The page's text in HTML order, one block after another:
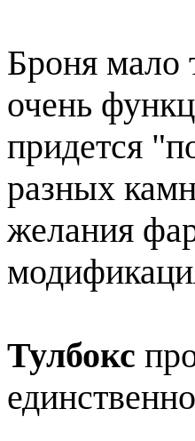
Броня мало
очень
придется
разных
желания
Тулбокс